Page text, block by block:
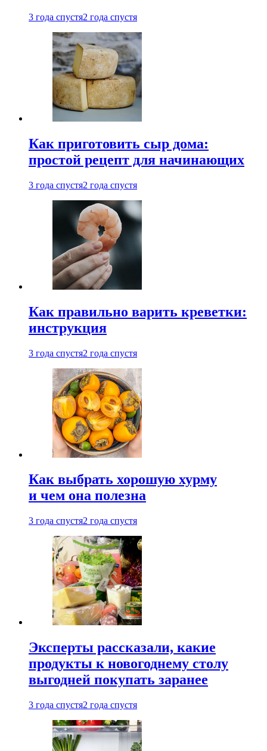
3 года спустя2 года спустя
Как приготовить сыр дома:
простой рецепт для начинающих
3 года спустя2 года спустя
Как правильно варить креветки:
инструкция
3 года спустя2 года спустя
Как выбрать хорошую хурму
и чем она полезна
3 года спустя2 года спустя
Эксперты рассказали, какие
продукты к новогоднему столу
выгодней покупать заранее
3 года спустя2 года спустя